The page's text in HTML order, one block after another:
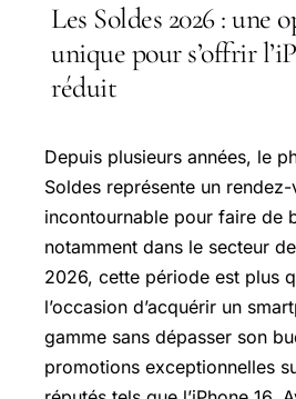
Les Soldes 2026 : une
unique pour s’offrir
réduit
Depuis plusieurs années, le
Soldes représente un
incontournable pour faire de
notamment dans le secteur
2026, cette période est plus
l’occasion d’acquérir un
gamme sans dépasser son
promotions exceptionnelles